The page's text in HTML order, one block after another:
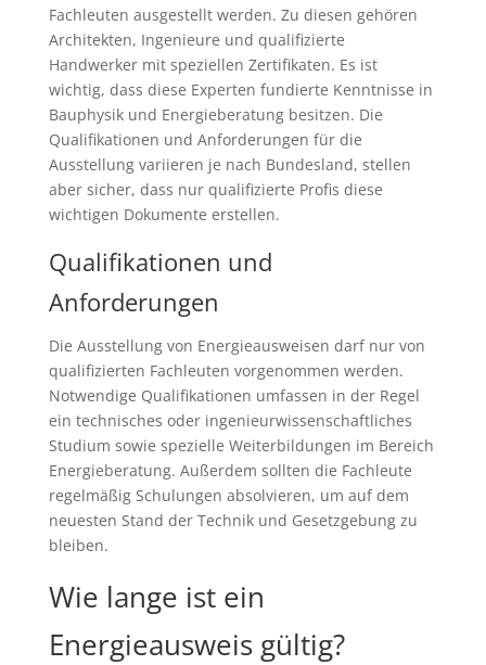
Fachleuten ausgestellt werden. Zu diesen gehören
Architekten, Ingenieure und qualifizierte
Handwerker mit speziellen Zertifikaten. Es ist
wichtig, dass diese Experten fundierte Kenntnisse in
Bauphysik und Energieberatung besitzen. Die
Qualifikationen und Anforderungen für die
Ausstellung variieren je nach Bundesland, stellen
aber sicher, dass nur qualifizierte Profis diese
wichtigen Dokumente erstellen.
Qualifikationen und
Anforderungen
Die Ausstellung von Energieausweisen darf nur von
qualifizierten Fachleuten vorgenommen werden.
Notwendige Qualifikationen umfassen in der Regel
ein technisches oder ingenieurwissenschaftliches
Studium sowie spezielle Weiterbildungen im Bereich
Energieberatung. Außerdem sollten die Fachleute
regelmäßig Schulungen absolvieren, um auf dem
neuesten Stand der Technik und Gesetzgebung zu
bleiben.
Wie lange ist ein
Energieausweis gültig?